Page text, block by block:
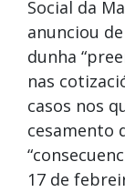
Social da
anunciou
dunha
nas
casos nos
cesamento
17 de